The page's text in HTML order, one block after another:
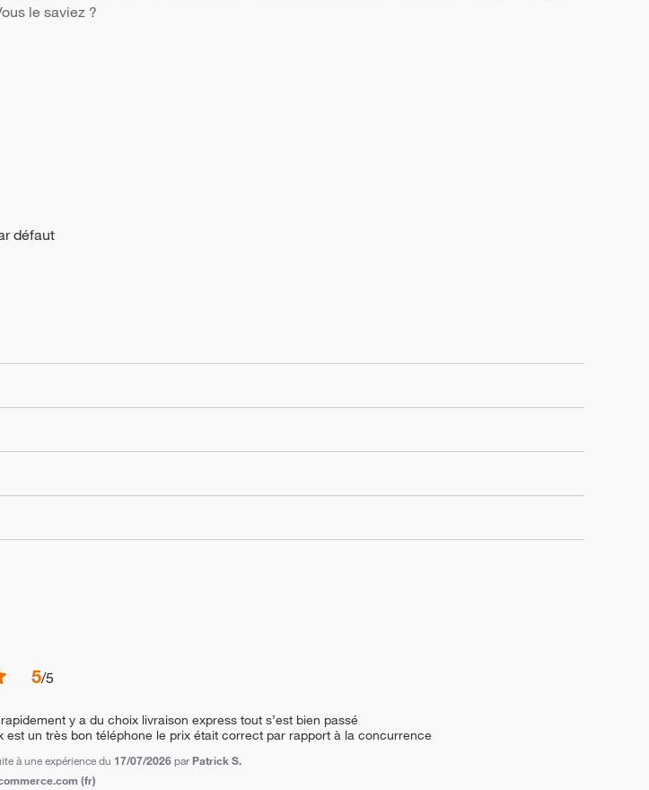
le saviez ?
défaut
5/5
y a du choix livraison express tout s’est bien passé
est un très bon téléphone le prix était correct par rapport à la concurrence
à une expérience du 17/07/2026 par Patrick S.
(fr)